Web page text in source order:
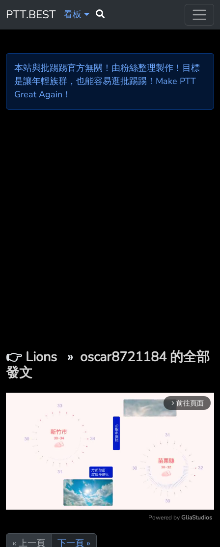
PTT.BEST 看板
本站與批踢踢官方無關！由粉絲整理製作！目標
是讓年輕族群，也能容易逛批踢踢！Make PTT
Great Again！
👉 Lions » oscar8721184 的全部
發文
arrow_forward_ios 前往頁面
Powered by GliaStudios
« 上一頁 下一頁 »